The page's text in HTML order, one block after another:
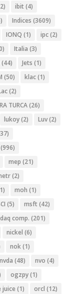
ibit (4)
Indices (3609)
IONQ (1) ipc(2)
Italia (3)
(44) Jets (1)
(50) klac(1)
(2)
TURCA(26)
lukoy(2) Luv(2)
(996)
mep (21)
(2)
moh (1)
(5) msft (42)
comp. (201)
nickel (6)
nok(1)
nvda (48) nvo (4)
ogzpy(1)
juice (1) orcl (12)